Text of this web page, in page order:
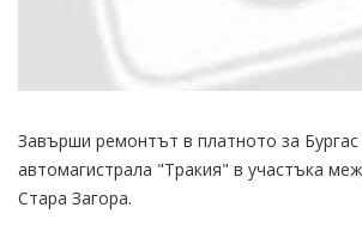
Завърши ремонтът в платното за
автомагистрала "Тракия" в участъка
Стара Загора.